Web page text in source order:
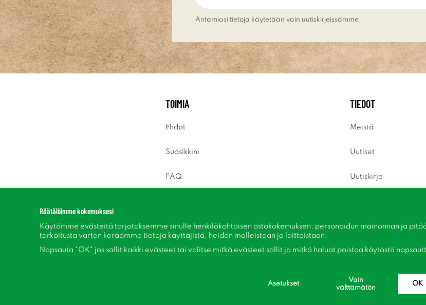
Antamiasi tietoja käytetään vain uutiskirjeissämme.
TOIMIA
Ehdot
Suosikkini
FAQ
TIEDOT
Meistä
Uutiset
Uutiskirje
Inspiraatiota
Räätälöimme kokemuksesi
Käytämme evästeitä tarjotaksemme sinulle henkilökohtaisen ostokokemuksen, personoidun mainonnan ja
tarkoitusta varten keräämme tietoja käyttäjistä, heidän malleistaan ​​ja laitteistaan.
Napsauta "OK" jos sallit kaikki evästeet tai valitse mitkä evästeet sallit ja mitkä haluat poistaa käytöstä
Asetukset
Vain
välttämätön
OK